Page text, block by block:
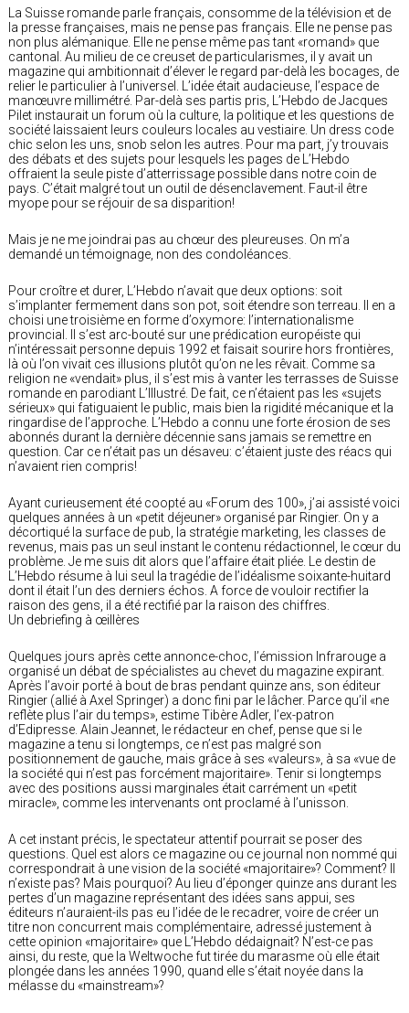
La Suisse romande parle français, consomme de la télévision et de
la presse françaises, mais ne pense pas français. Elle ne pense pas
non plus alémanique. Elle ne pense même pas tant «romand» que
cantonal. Au milieu de ce creuset de particularismes, il y avait un
magazine qui ambitionnait d’élever le regard par-delà les bocages, de
relier le particulier à l’universel. L’idée était audacieuse, l’espace de
manœuvre millimétré. Par-delà ses partis pris, L’Hebdo de Jacques
Pilet instaurait un forum où la culture, la politique et les questions de
société laissaient leurs couleurs locales au vestiaire. Un dress code
chic selon les uns, snob selon les autres. Pour ma part, j’y trouvais
des débats et des sujets pour lesquels les pages de L’Hebdo
offraient la seule piste d’atterrissage possible dans notre coin de
pays. C’était malgré tout un outil de désenclavement. Faut-il être
myope pour se réjouir de sa disparition!
Mais je ne me joindrai pas au chœur des pleureuses. On m’a
demandé un témoignage, non des condoléances.
Pour croître et durer, L’Hebdo n’avait que deux options: soit
s’implanter fermement dans son pot, soit étendre son terreau. Il en a
choisi une troisième en forme d’oxymore: l’internationalisme
provincial. Il s’est arc-bouté sur une prédication européiste qui
n’intéressait personne depuis 1992 et faisait sourire hors frontières,
là où l’on vivait ces illusions plutôt qu’on ne les rêvait. Comme sa
religion ne «vendait» plus, il s’est mis à vanter les terrasses de Suisse
romande en parodiant L’Illustré. De fait, ce n’étaient pas les «sujets
sérieux» qui fatiguaient le public, mais bien la rigidité mécanique et la
ringardise de l’approche. L’Hebdo a connu une forte érosion de ses
abonnés durant la dernière décennie sans jamais se remettre en
question. Car ce n’était pas un désaveu: c’étaient juste des réacs qui
n’avaient rien compris!
Ayant curieusement été coopté au «Forum des 100», j’ai assisté voici
quelques années à un «petit déjeuner» organisé par Ringier. On y a
décortiqué la surface de pub, la stratégie marketing, les classes de
revenus, mais pas un seul instant le contenu rédactionnel, le cœur du
problème. Je me suis dit alors que l’affaire était pliée. Le destin de
L’Hebdo résume à lui seul la tragédie de l’idéalisme soixante-huitard
dont il était l’un des derniers échos. A force de vouloir rectifier la
raison des gens, il a été rectifié par la raison des chiffres.
Un debriefing à œillères
Quelques jours après cette annonce-choc, l’émission Infrarouge a
organisé un débat de spécialistes au chevet du magazine expirant.
Après l’avoir porté à bout de bras pendant quinze ans, son éditeur
Ringier (allié à Axel Springer) a donc fini par le lâcher. Parce qu’il «ne
reflète plus l’air du temps», estime Tibère Adler, l’ex-patron
d’Edipresse. Alain Jeannet, le rédacteur en chef, pense que si le
magazine a tenu si longtemps, ce n’est pas malgré son
positionnement de gauche, mais grâce à ses «valeurs», à sa «vue de
la société qui n’est pas forcément majoritaire». Tenir si longtemps
avec des positions aussi marginales était carrément un «petit
miracle», comme les intervenants ont proclamé à l’unisson.
A cet instant précis, le spectateur attentif pourrait se poser des
questions. Quel est alors ce magazine ou ce journal non nommé qui
correspondrait à une vision de la société «majoritaire»? Comment? Il
n’existe pas? Mais pourquoi? Au lieu d’éponger quinze ans durant les
pertes d’un magazine représentant des idées sans appui, ses
éditeurs n’auraient-ils pas eu l’idée de le recadrer, voire de créer un
titre non concurrent mais complémentaire, adressé justement à
cette opinion «majoritaire» que L’Hebdo dédaignait? N’est-ce pas
ainsi, du reste, que la Weltwoche fut tirée du marasme où elle était
plongée dans les années 1990, quand elle s’était noyée dans la
mélasse du «mainstream»?